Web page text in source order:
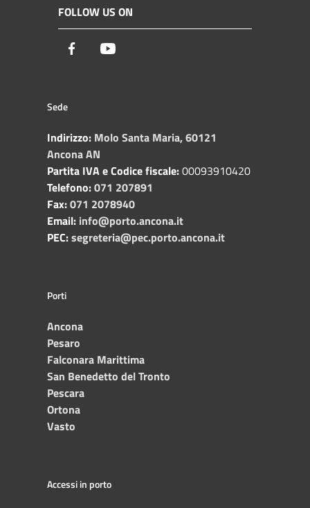
FOLLOW US ON
Facebook
Sede
Indirizzo: Molo Santa Maria, 60121
Ancona AN
Partita IVA e Codice fiscale:00093910420
Telefono:071 207891
Fax:071 2078940
Email: info@porto.ancona.it
PEC:segreteria@pec.porto.ancona.it
Porti
Ancona
Pesaro
Falconara Marittima
San Benedetto del Tronto
Pescara
Ortona
Vasto
Accessi in porto